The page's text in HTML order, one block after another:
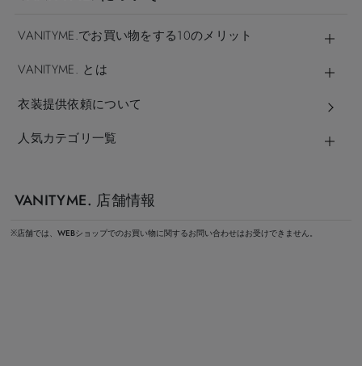
VANITYME.でお買い物をする10のメリット
VANITYME. とは
衣装提供依頼について
人気カテゴリ一覧
VANITYME. 店舗情報
※店舗では、WEBショップでのお買い物に関するお問い合わせはお受けできません。